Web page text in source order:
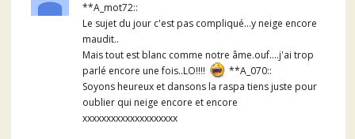
**A_mot72::
Le sujet du jour c'est pas compliqué...y neige encore
maudit..
Mais tout est blanc comme notre âme.ouf....j'ai trop
parlé encore une fois..LO!!!!
**A_070::
Soyons heureux et dansons la raspa tiens juste pour
oublier qui neige encore et encore
xxxxxxxxxxxxxxxxxxxx